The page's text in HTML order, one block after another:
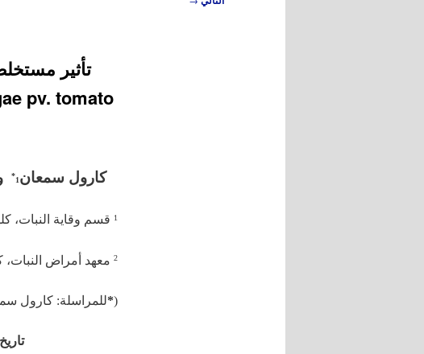
كارول سمعان1*
1 قسم وقاية النبات،
2معهد أمراض النبات،
(
*للمراسلة: كارول